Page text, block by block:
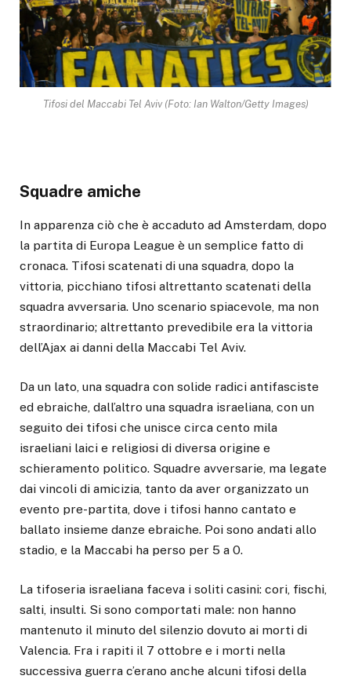
Tifosi del Maccabi Tel Aviv (Foto: Ian Walton/Getty Images)
Squadre amiche
In apparenza ciò che è accaduto ad Amsterdam, dopo
la partita di Europa League è un semplice fatto di
cronaca. Tifosi scatenati di una squadra, dopo la
vittoria, picchiano tifosi altrettanto scatenati della
squadra avversaria. Uno scenario spiacevole, ma non
straordinario; altrettanto prevedibile era la vittoria
dell’Ajax ai danni della Maccabi Tel Aviv.
Da un lato, una squadra con solide radici antifasciste
ed ebraiche, dall’altro una squadra israeliana, con un
seguito dei tifosi che unisce circa cento mila
israeliani laici e religiosi di diversa origine e
schieramento politico. Squadre avversarie, ma legate
dai vincoli di amicizia, tanto da aver organizzato un
evento pre-partita, dove i tifosi hanno cantato e
ballato insieme danze ebraiche. Poi sono andati allo
stadio, e la Maccabi ha perso per 5 a 0.
La tifoseria israeliana faceva i soliti casini: cori, fischi,
salti, insulti. Si sono comportati male: non hanno
mantenuto il minuto del silenzio dovuto ai morti di
Valencia. Fra i rapiti il 7 ottobre e i morti nella
successiva guerra c’erano anche alcuni tifosi della